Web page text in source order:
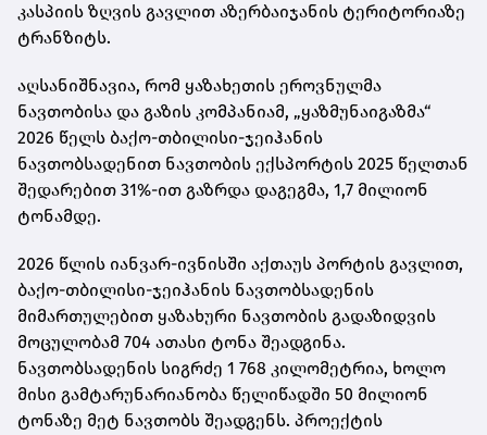
კასპიის ზღვის გავლით აზერბაიჯანის ტერიტორიაზე
ტრანზიტს.
აღსანიშნავია, რომ ყაზახეთის ეროვნულმა
ნავთობისა და გაზის კომპანიამ, „ყაზმუნაიგაზმა“
2026 წელს ბაქო-თბილისი-ჯეიჰანის
ნავთობსადენით ნავთობის ექსპორტის 2025 წელთან
შედარებით 31%-ით გაზრდა დაგეგმა, 1,7 მილიონ
ტონამდე.
2026 წლის იანვარ-ივნისში აქთაუს პორტის გავლით,
ბაქო-თბილისი-ჯეიჰანის ნავთობსადენის
მიმართულებით ყაზახური ნავთობის გადაზიდვის
მოცულობამ 704 ათასი ტონა შეადგინა.
ნავთობსადენის სიგრძე 1 768 კილომეტრია, ხოლო
მისი გამტარუნარიანობა წელიწადში 50 მილიონ
ტონაზე მეტ ნავთობს შეადგენს. პროექტის